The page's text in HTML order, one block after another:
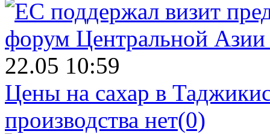
22.05 10:59
Цены на сахар в
производства нет(0)